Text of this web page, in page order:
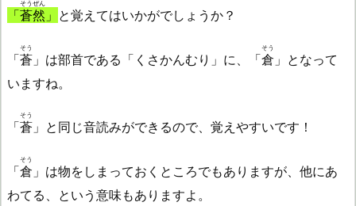
「蒼然
そうぜん
」 と覚えてはいかがでしょうか？
「蒼
そう
」は部首である「くさかんむり」に、「倉
そう
」となって
いますね。
「蒼
そう
」と同じ音読みができるので、覚えやすいです！
「倉
そう
」は物をしまっておくところでもありますが、他にあ
わてる、という意味もありますよ。